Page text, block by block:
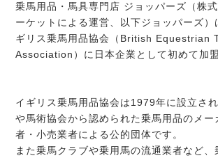
乗馬用品・馬具専門店 ジョッパーズ（株
ーケットによる運営、以下ジョッパーズ）
ギリス乗馬用品協会（British Equestrian
Association）に日本企業として初めて加盟
イギリス乗馬用品協会は1979年に設立さ
や馬術協会から認められた乗馬用品のメー
者・小売業者による公的団体です。
また乗馬クラブや乗用馬の流通業者など、